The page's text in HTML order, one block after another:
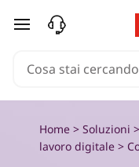
Cpassa a contenuto
Home > Soluzioni >
lavoro digitale >